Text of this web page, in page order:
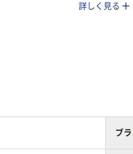
詳しく見る
ブ